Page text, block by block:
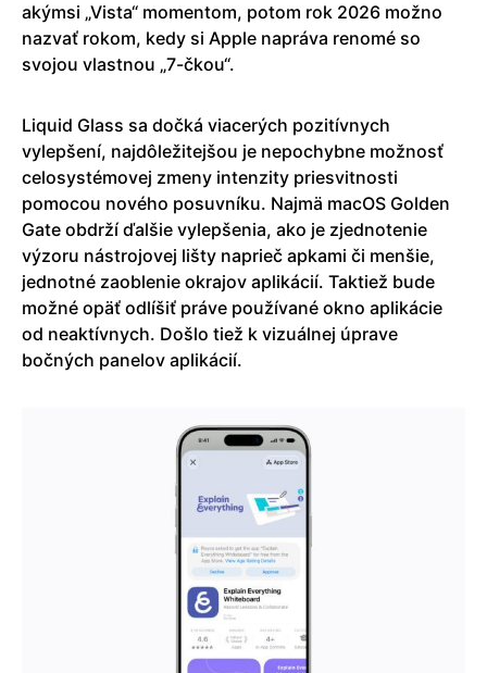
akýmsi „Vista“ momentom, potom rok 2026 možno
nazvať rokom, kedy si Apple napráva renomé so
svojou vlastnou „7-čkou“.
Liquid Glass sa dočká viacerých pozitívnych
vylepšení, najdôležitejšou je nepochybne možnosť
celosystémovej zmeny intenzity priesvitnosti
pomocou nového posuvníku. Najmä macOS Golden
Gate obdrží ďalšie vylepšenia, ako je zjednotenie
výzoru nástrojovej lišty naprieč apkami či menšie,
jednotné zaoblenie okrajov aplikácií. Taktiež bude
možné opäť odlíšiť práve používané okno aplikácie
od neaktívnych. Došlo tiež k vizuálnej úprave
bočných panelov aplikácií.